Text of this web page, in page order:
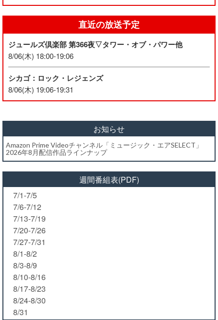
直近の放送予定
ジュールズ倶楽部 第366夜▽タワー・オブ・パワー他
8/06(木) 18:00-19:06
シカゴ：ロック・レジェンズ
8/06(木) 19:06-19:31
お知らせ
Amazon Prime Videoチャンネル「ミュージック・エアSELECT」
2026年8月配信作品ラインナップ
週間番組表(PDF)
7/1-7/5
7/6-7/12
7/13-7/19
7/20-7/26
7/27-7/31
8/1-8/2
8/3-8/9
8/10-8/16
8/17-8/23
8/24-8/30
8/31